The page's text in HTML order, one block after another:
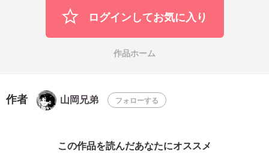
ログインしてお気に入り
作品ホーム
作者 山岡兄弟 フォローする
この作品を読んだあなたにオススメ